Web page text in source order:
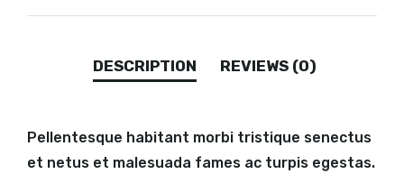
Pellentesque habitant morbi tristique senectus
et netus et malesuada fames ac turpis egestas.